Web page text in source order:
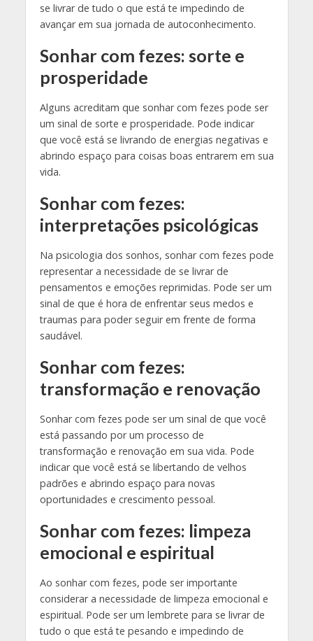
se livrar de tudo o que está te impedindo de
avançar em sua jornada de autoconhecimento.
Sonhar com fezes: sorte e
prosperidade
Alguns acreditam que sonhar com fezes pode ser
um sinal de sorte e prosperidade. Pode indicar
que você está se livrando de energias negativas e
abrindo espaço para coisas boas entrarem em sua
vida.
Sonhar com fezes:
interpretações psicológicas
Na psicologia dos sonhos, sonhar com fezes pode
representar a necessidade de se livrar de
pensamentos e emoções reprimidas. Pode ser um
sinal de que é hora de enfrentar seus medos e
traumas para poder seguir em frente de forma
saudável.
Sonhar com fezes:
transformação e renovação
Sonhar com fezes pode ser um sinal de que você
está passando por um processo de
transformação e renovação em sua vida. Pode
indicar que você está se libertando de velhos
padrões e abrindo espaço para novas
oportunidades e crescimento pessoal.
Sonhar com fezes: limpeza
emocional e espiritual
Ao sonhar com fezes, pode ser importante
considerar a necessidade de limpeza emocional e
espiritual. Pode ser um lembrete para se livrar de
tudo o que está te pesando e impedindo de